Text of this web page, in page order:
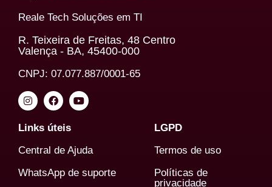
Reale Tech Soluções em TI
R. Teixeira de Freitas, 48 Centro
Valença - BA, 45400-000
CNPJ: 07.077.887/0001-65
Links úteis
Central de Ajuda
WhatsApp de suporte
LGPD
Termos de uso
Políticas de
privacidade